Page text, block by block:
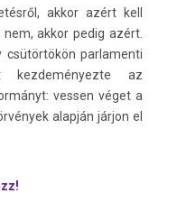
akkor azért kell
akkor pedig azért.
csütörtökön parlamenti
kezdeményezte az
vessen véget a
alapján járjon el